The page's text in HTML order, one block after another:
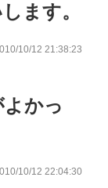
ます。
10/12 21:38:23
かっ
10/12 22:04:30